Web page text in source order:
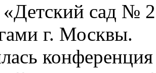
сад №
г. Москвы.